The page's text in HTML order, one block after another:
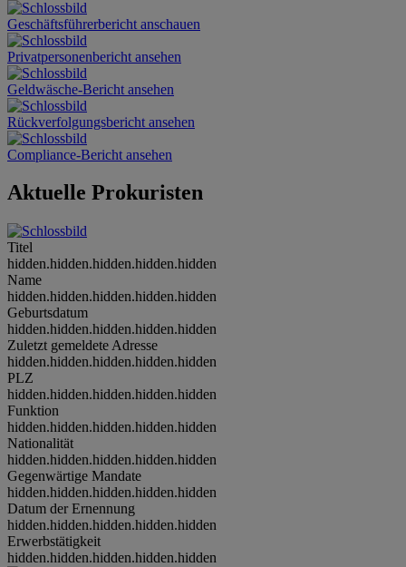
Geschäftsführerbericht anschauen
Privatpersonenbericht ansehen
Geldwäsche-Bericht ansehen
Rückverfolgungsbericht ansehen
Compliance-Bericht ansehen
Aktuelle Prokuristen
Titel
hidden.hidden.hidden.hidden.hidden
Name
hidden.hidden.hidden.hidden.hidden
Geburtsdatum
hidden.hidden.hidden.hidden.hidden
Zuletzt gemeldete Adresse
hidden.hidden.hidden.hidden.hidden
PLZ
hidden.hidden.hidden.hidden.hidden
Funktion
hidden.hidden.hidden.hidden.hidden
Nationalität
hidden.hidden.hidden.hidden.hidden
Gegenwärtige Mandate
hidden.hidden.hidden.hidden.hidden
Datum der Ernennung
hidden.hidden.hidden.hidden.hidden
Erwerbstätigkeit
hidden.hidden.hidden.hidden.hidden